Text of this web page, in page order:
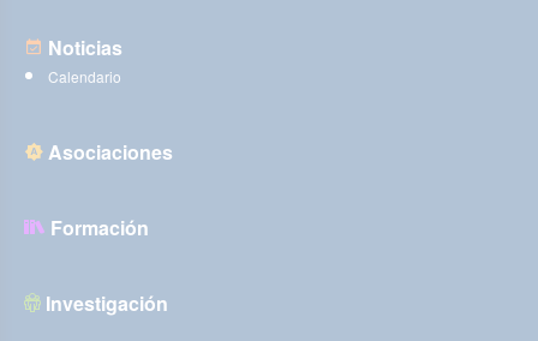
Noticias
Calendario
Asociaciones
Formación
Investigación